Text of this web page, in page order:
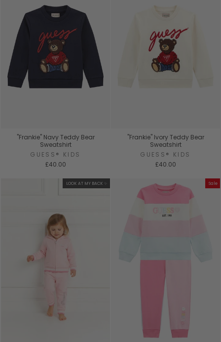
"Frankie" Navy Teddy Bear
Sweatshirt
GUESS® KIDS
£40.00
"Frankie" Ivory Teddy Bear
Sweatshirt
GUESS® KIDS
£40.00
LOOK AT MY BACK ✨ Sale